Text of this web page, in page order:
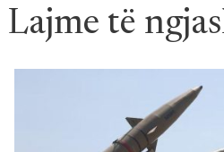
Lajme të